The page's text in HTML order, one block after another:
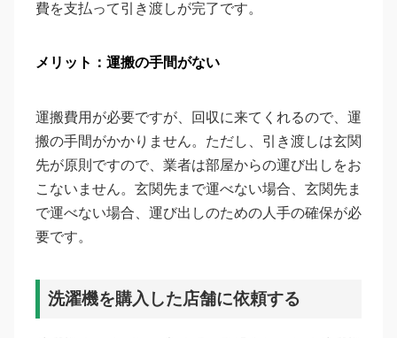
費を支払って引き渡しが完了です。
メリット：運搬の手間がない
運搬費用が必要ですが、回収に来てくれるので、運
搬の手間がかかりません。ただし、引き渡しは玄関
先が原則ですので、業者は部屋からの運び出しをお
こないません。玄関先まで運べない場合、玄関先ま
で運べない場合、運び出しのための人手の確保が必
要です。
洗濯機を購入した店舗に依頼する